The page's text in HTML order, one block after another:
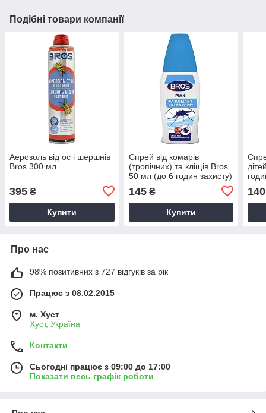
Подібні товари компанії
Аерозоль від ос і шершнів
Bros 300 мл
395 ₴
Купити
Спрей від комарів
(тропічних) та кліщів Bros
50 мл (до 6 годин захисту)
145₴
Купити
140
Про нас
98% позитивних з 727 відгуків за рік
Працює з 08.02.2015
м. Хуст
Хуст, Україна
Контакти
Сьогодні працює з 09:00 до 17:00
Показати весь графік роботи